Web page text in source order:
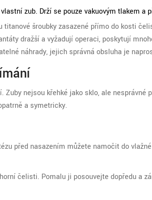
zub. Drží se pouze vakuovým tlakem a
titanové šroubky zasazené přímo do kosti
dražší a vyžadují operaci, poskytují
náhrady, jejich správná obsluha je
nejsou křehké jako sklo, ale nesprávné
a symetricky.
před nasazením můžete namočit do
čelisti. Pomalu ji posouvejte dopředu a